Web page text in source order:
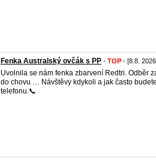
Fenka Australský ovčák s PP - TOP - [8.8.
Uvolnila se nám fenka zbarvení Redtri. Odběr
do chovu … Návštěvy kdykoli a jak často
telefonu.📞